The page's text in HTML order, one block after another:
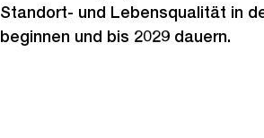
Standort- und Lebensqualität in
beginnen und bis 2029 dauern.